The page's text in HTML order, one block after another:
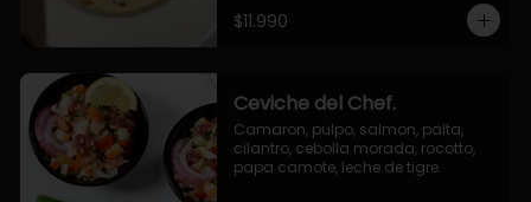
$11.990
Ceviche del Chef.
Camaron, pulpo, salmon, palta,
cilantro, cebolla morada, rocotto,
papa camote, leche de tigre.